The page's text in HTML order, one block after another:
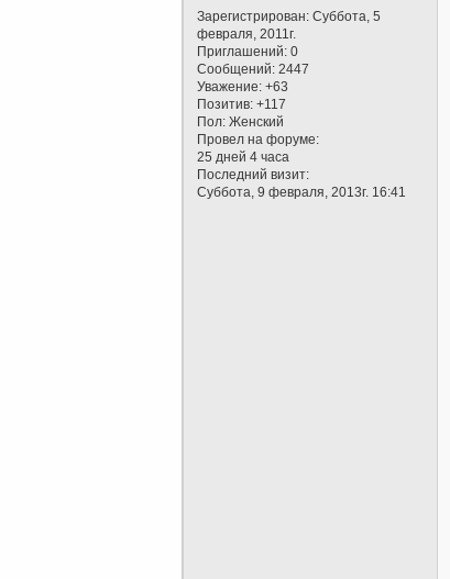
Зарегистрирован: Суббота, 5
февраля, 2011г.
Приглашений: 0
Сообщений: 2447
Уважение: +63
Позитив: +117
Пол: Женский
Провел на форуме:
25 дней 4 часа
Последний визит:
Суббота, 9 февраля, 2013г. 16:41